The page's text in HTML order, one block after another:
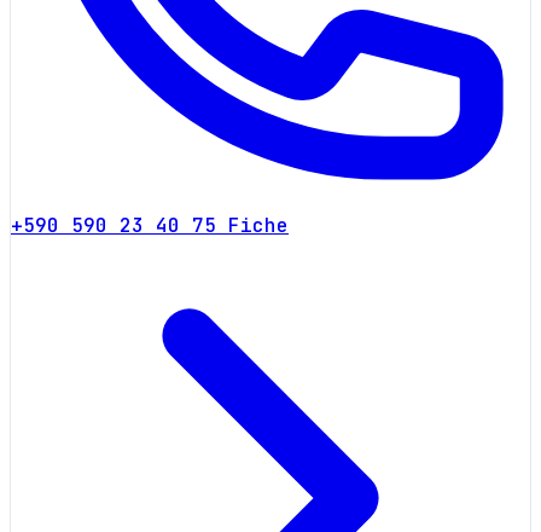
+590 590 23 40 75 Fiche